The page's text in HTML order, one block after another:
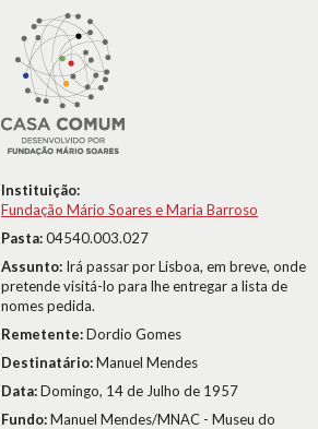
Instituição:
Fundação Mário Soares e Maria Barroso
Pasta:04540.003.027
Assunto: Irá passar por Lisboa, em breve, onde
pretende visitá-lo para lhe entregar a lista de
nomes pedida.
Remetente:Dordio Gomes
Destinatário:Manuel Mendes
Data:Domingo, 14 de Julho de 1957
Fundo:Manuel Mendes/MNAC - Museu do